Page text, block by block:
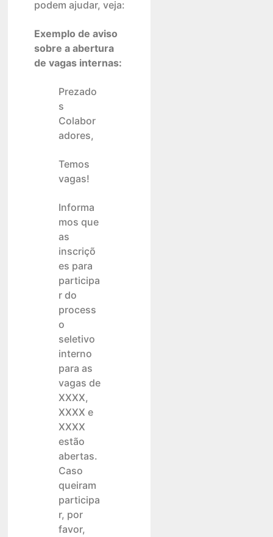
podem ajudar, veja:
Exemplo de aviso
sobre a abertura
de vagas internas:
Prezado
s
Colabor
adores,
Temos
vagas!
Informa
mos que
as
inscriçõ
es para
participa
r do
process
o
seletivo
interno
para as
vagas de
XXXX,
XXXX e
XXXX
estão
abertas.
Caso
queiram
participa
r, por
favor,